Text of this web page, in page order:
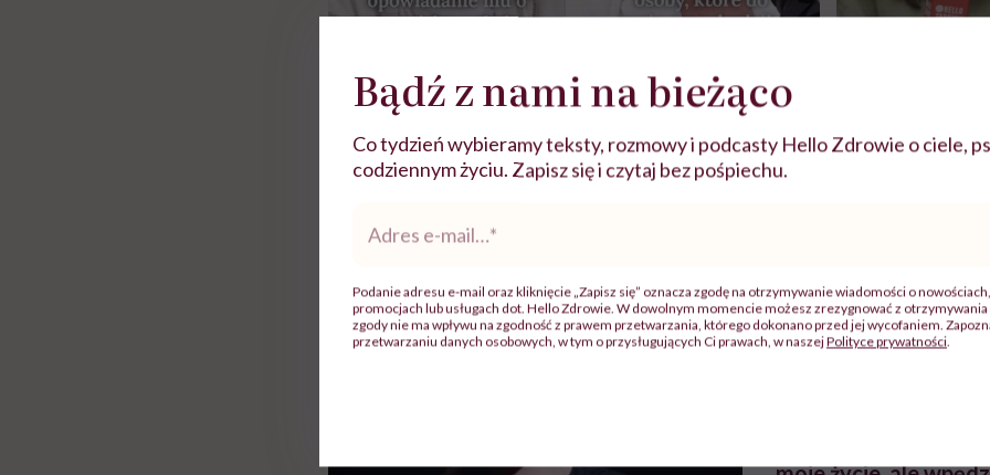
Zobacz więcej
chorym dziecku w szpitalu
to tortura. "Przeszkadzać
głupota i brak wyobraźni"
pracy
ekspercki
POLECAMY
Linda Evangelista o
zabiegu, który
Bądź z nami na bieżąco
Co tydzień wybieramy teksty, rozmowy i podcasty Hello Zdrowie o ciele,
codziennym życiu. Zapisz się i czytaj bez pośpiechu.
mail*
Podanie adresu e-mail oraz kliknięcie „Zapisz się” oznacza zgodę na otrzymywanie wiadomości o
promocjach lub usługach dot. Hello Zdrowie. W dowolnym momencie możesz zrezygnować z
zgody nie ma wpływu na zgodność z prawem przetwarzania, którego dokonano przed jej wycofaniem.
przetwarzaniu danych osobowych, w tym o przysługujących Ci prawach, w naszejPolityce prywatności.